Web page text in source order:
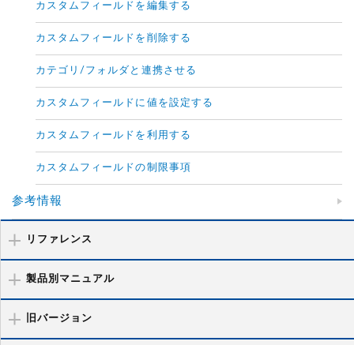
カスタムフィールドを編集する
カスタムフィールドを削除する
カテゴリ/フォルダと連携させる
カスタムフィールドに値を設定する
カスタムフィールドを利用する
カスタムフィールドの制限事項
参考情報
リファレンス
製品別マニュアル
旧バージョン